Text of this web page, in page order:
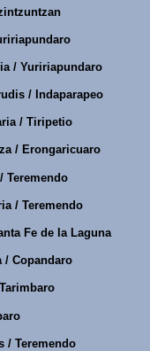
/ Yuririapundaro
/ Indaparapeo
/ Tiripetio
/ Erongaricuaro
Teremendo
/ Teremendo
Fe de la Laguna
/ Copandaro
/ Teremendo